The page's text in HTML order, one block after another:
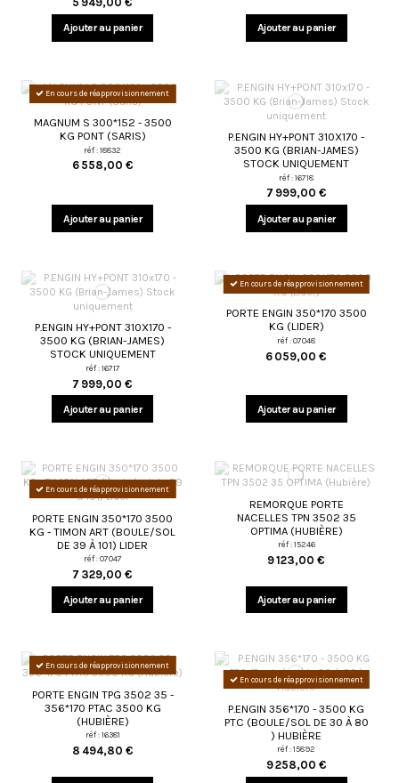
Ajouter au panier Ajouter au panier
En cours de réapprovisionnement
MAGNUM S 300*152 - 3500
KG PONT (SARIS)
réf : 18832
6 558,00 €
Ajouter au panier
P.ENGIN HY+PONT 310X170 -
3500 KG (BRIAN-JAMES)
STOCK UNIQUEMENT
réf : 16718
7 999,00 €
Ajouter au panier
P.ENGIN HY+PONT 310X170 -
3500 KG (BRIAN-JAMES)
STOCK UNIQUEMENT
réf : 16717
7 999,00 €
Ajouter au panier
En cours de réapprovisionnement
PORTE ENGIN 350*170 3500
KG (LIDER)
réf : 07048
6 059,00 €
Ajouter au panier
En cours de réapprovisionnement
PORTE ENGIN 350*170 3500
KG - TIMON ART (BOULE/SOL
DE 39 À 101) LIDER
réf : 07047
7 329,00 €
Ajouter au panier
REMORQUE PORTE
NACELLES TPN 3502 35
OPTIMA (HUBIÈRE)
réf : 15246
9 123,00 €
Ajouter au panier
En cours de réapprovisionnement
PORTE ENGIN TPG 3502 35 -
356*170 PTAC 3500 KG
(HUBIÈRE)
réf : 16381
8 494,80 €
En cours de réapprovisionnement
P.ENGIN 356*170 - 3500 KG
PTC (BOULE/SOL DE 30 À 80
) HUBIÈRE
réf : 15892
9 258,00 €